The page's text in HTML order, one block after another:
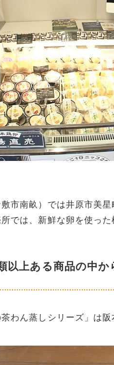
敷市南畝）では井原市美
では、新鮮な卵を使っ
以上ある商品の中か
茶わん蒸しシリーズ」は